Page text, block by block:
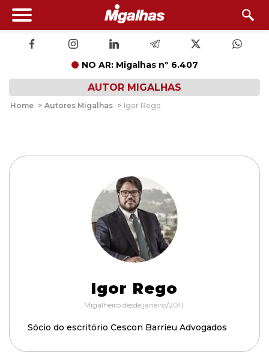
NO AR: Migalhas nº 6.407
AUTOR MIGALHAS
Home > Autores Migalhas > Igor Rego
Igor Rego
Migalheiro desde janeiro/2011.
Sócio do escritório Cescon Barrieu Advogados